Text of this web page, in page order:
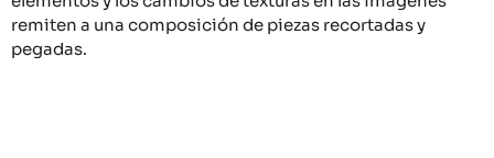
remiten a una composición de piezas recortadas y
pegadas.